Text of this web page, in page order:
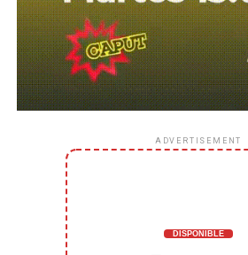
ADVERTISEMENT
DISPONIBLE